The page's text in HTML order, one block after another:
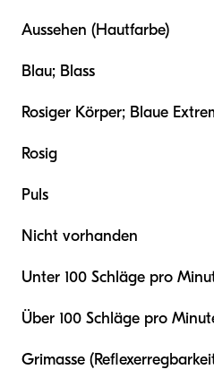
Aussehen (Hautfarbe)
Blau; Blass
Rosiger Körper; Blaue
Rosig
Puls
Nicht vorhanden
Unter 100 Schläge pro
Über 100 Schläge pro
Grimasse